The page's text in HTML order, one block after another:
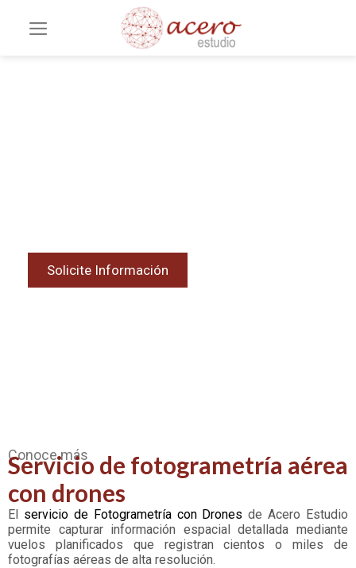
Solicite Información
Conoce más
Servicio de fotogrametría aérea
con drones
El servicio de Fotogrametría con Drones de Acero Estudio
permite capturar información espacial detallada mediante
vuelos planificados que registran cientos o miles de
fotografías aéreas de alta resolución.